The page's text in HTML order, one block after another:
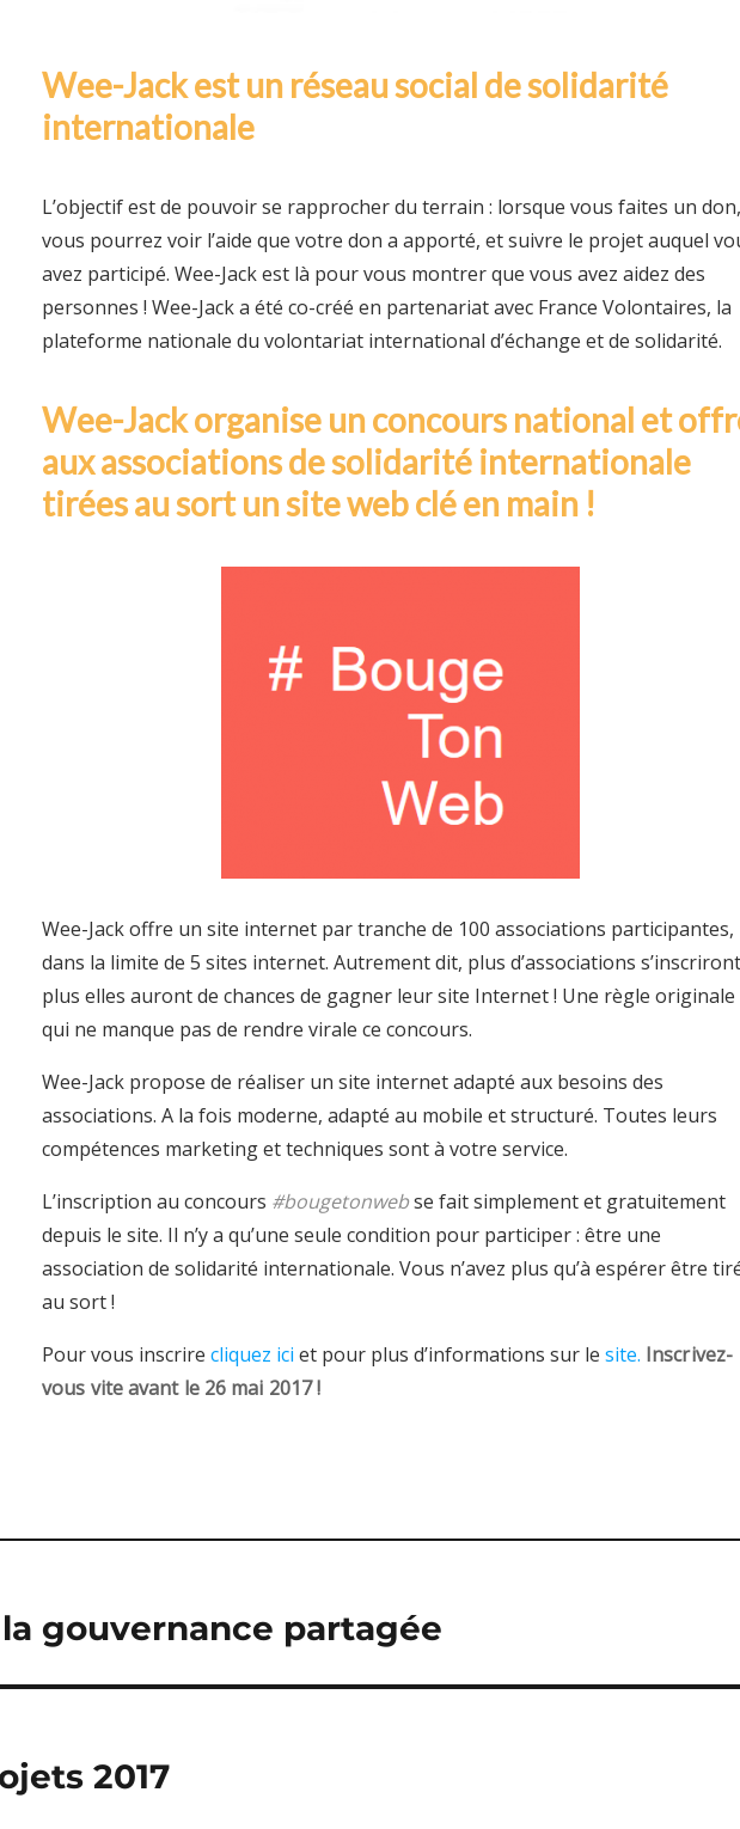
Wee-Jack est un réseau social de solidarité
internationale
L’objectif est de pouvoir se rapprocher du terrain : lorsque vous faites un don,
vous pourrez voir l’aide que votre don a apporté, et suivre le projet auquel
avez participé. Wee-Jack est là pour vous montrer que vous avez aidez des
personnes ! Wee-Jack a été co-créé en partenariat avec France Volontaires, la
plateforme nationale du volontariat international d’échange et de solidarité.
Wee-Jack organise un concours national et
aux associations de solidarité internationale
tirées au sort un site web clé en main !
Wee-Jack offre un site internet par tranche de 100 associations participantes,
dans la limite de 5 sites internet. Autrement dit, plus d’associations
plus elles auront de chances de gagner leur site Internet ! Une règle originale
qui ne manque pas de rendre virale ce concours.
Wee-Jack propose de réaliser un site internet adapté aux besoins des
associations. A la fois moderne, adapté au mobile et structuré. Toutes leurs
compétences marketing et techniques sont à votre service.
L’inscription au concours #bougetonwebse fait simplement et gratuitement
depuis le site. Il n’y a qu’une seule condition pour participer : être une
association de solidarité internationale. Vous n’avez plus qu’à espérer être
au sort !
Pour vous inscrire cliquez ici et pour plus d’informations sur le site. Inscrivez-
vous vite avant le 26 mai 2017 !
gouvernance partagée
2017